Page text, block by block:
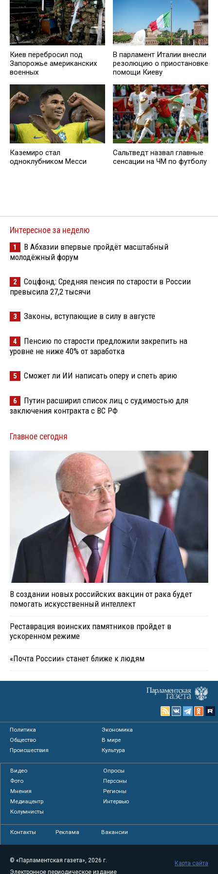
Киев перебросил под
Запорожье американских
военных
В парламент Италии внесли
резолюцию о приостановке
помощи Киеву
Каземиро стал
одноклубником Месси
Сальтведт назвал главные
сенсации на ЧМ по футболу
Интересное за неделю
1
В Абхазии впервые пройдёт масштабный
молодёжный форум
2
Соцфонд: Средняя пенсия по старости в России
превысила 27,2 тысячи
3 Законы, вступающие в силу в августе
4
Пенсию по старости предложили закрепить на
уровне не ниже 40% от заработка
5 Сможет ли ИИ написать оперу и спеть арию
6
Путин расширил список лиц с судимостью для
заключения контракта с ВС РФ
Главное сегодня
В создании новых российских вакцин от рака будет
помогать искусственный интеллект
Реставрация воинских памятников пройдет в
ускоренном режиме
«Почта России» станет ближе к людям
Политика
Экономика
Общество
В мире
Происшествия
Культура
Видео
Опросы
Фото
Персоны
Мнения
Регионы
Медиацентр
Интервью
Колумнисты
Контакты Реклама Вакансии
© «Парламентская газета», 2026 г.
Электронное периодическое издание
Карта сайта